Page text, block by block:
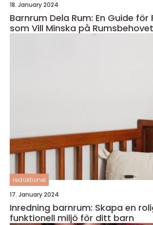
18. January 2024
Barnrum Dela Rum: En Guide för
som Vill Minska på Rumsbehovet
redaktionel
17. January 2024
Inredning barnrum: Skapa en
funktionell miljö för ditt barn